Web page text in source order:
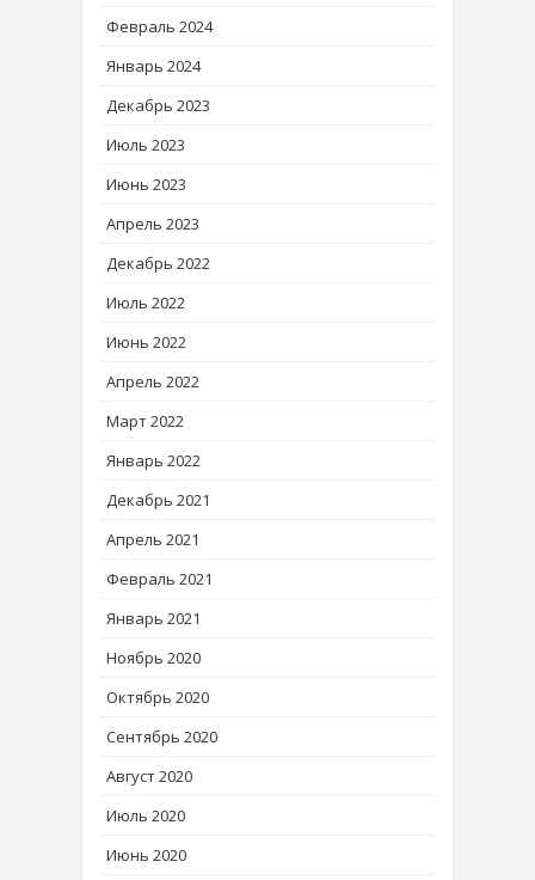
Февраль 2024
Январь 2024
Декабрь 2023
Июль 2023
Июнь 2023
Апрель 2023
Декабрь 2022
Июль 2022
Июнь 2022
Апрель 2022
Март 2022
Январь 2022
Декабрь 2021
Апрель 2021
Февраль 2021
Январь 2021
Ноябрь 2020
Октябрь 2020
Сентябрь 2020
Август 2020
Июль 2020
Июнь 2020